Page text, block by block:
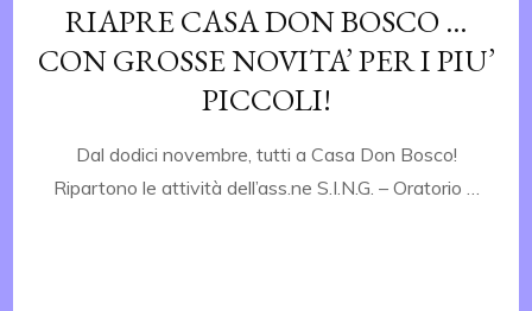
RIAPRE CASA DON BOSCO …
CON GROSSE NOVITA’ PER I PIU’
PICCOLI!
Dal dodici novembre, tutti a Casa Don Bosco!
Ripartono le attività dell’ass.ne S.I.N.G. – Oratorio …